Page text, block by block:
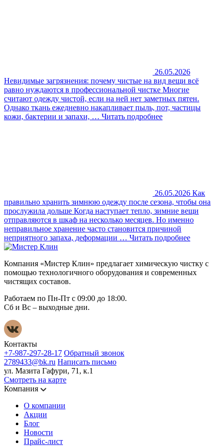
26.05.2026
Невидимые загрязнения: почему чистые на вид вещи всё
равно нуждаются в профессиональной чистке Многие
считают одежду чистой, если на ней нет заметных пятен.
Однако ткань ежедневно накапливает пыль, пот, частицы
кожи, бактерии и запахи, … Читать подробнее
26.05.2026 Как
правильно хранить зимнюю одежду после сезона, чтобы она
прослужила дольше Когда наступает тепло, зимние вещи
отправляются в шкаф на несколько месяцев. Но именно
неправильное хранение часто становится причиной
неприятного запаха, деформации … Читать подробнее
Компания «Мистер Клин» предлагает химическую чистку с
помощью технологичного оборудования и современных
чистящих составов.
Работаем по Пн-Пт с 09:00 до 18:00.
Сб и Вс – выходные дни.
Контакты
+7-987-297-28-17 Обратный звонок
2789433@bk.ru Написать письмо
ул. Мазита Гафури, 71, к.1
Смотреть на карте
Компания
О компании
Акции
Блог
Новости
Прайс-лист